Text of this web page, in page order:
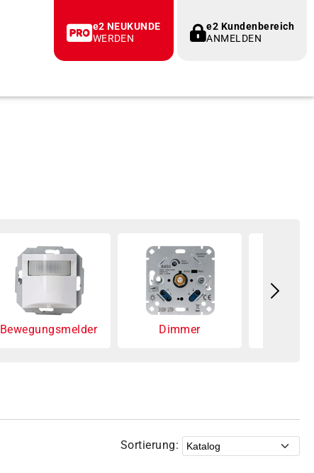
e2 Kundenbereich
ANMELDEN
e2 NEUKUNDE
WERDEN
Bewegungsmelder Dimmer
Sortierung: